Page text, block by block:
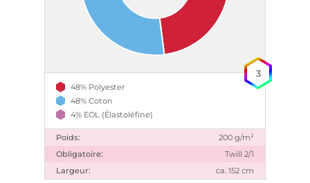
48% Polyester
48% Coton
4% EOL (Élastoléfine)
Poids:
200 g/m²
Obligatoire:
Twill 2/1
Largeur:
ca. 152 cm
3